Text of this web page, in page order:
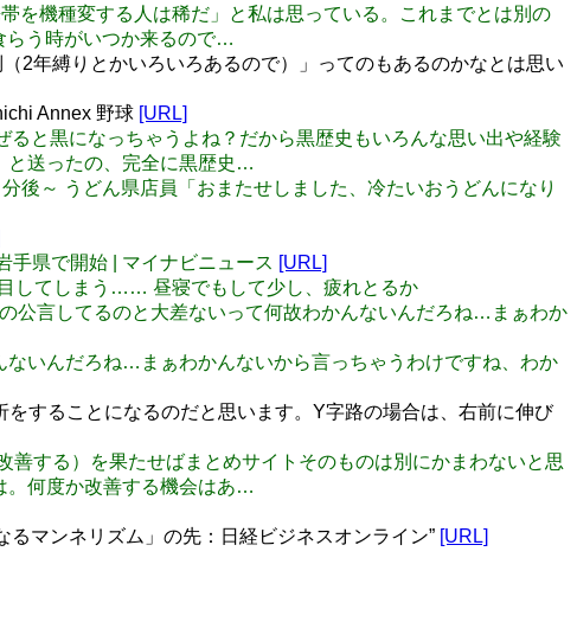
を機種変する人は稀だ」と私は思っている。これまでとは別の
らう時がいつか来るので…
2年縛りとかいろいろあるので）」ってのもあるのかなとは思い
Annex 野球 [URL]
と黒になっちゃうよね？だから黒歴史もいろんな思い出や経験
送ったの、完全に黒歴史…
後～ うどん県店員「おまたせしました、冷たいおうどんになり
手県で開始 | マイナビニュース [URL]
してしまう…… 昼寝でもして少し、疲れとるか
公言してるのと大差ないって何故わかんないんだろね…まぁわか
いんだろね…まぁわかんないから言っちゃうわけですね、わか
することになるのだと思います。Y字路の場合は、右前に伸び
する）を果たせばまとめサイトそのものは別にかまわないと思
。何度か改善する機会はあ…
マンネリズム」の先：日経ビジネスオンライン” [URL]